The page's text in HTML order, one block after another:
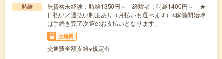
時給
無資格未経験：時給1350円～ 経験者：時給1400円～ ★
日払い／週払い制度あり（月払いも選べます）※稼働開始時
は手続き完了次第のお支払いとなります。
交通費
交通費全額支給※規定有